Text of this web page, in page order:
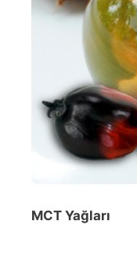
MCT Yağları